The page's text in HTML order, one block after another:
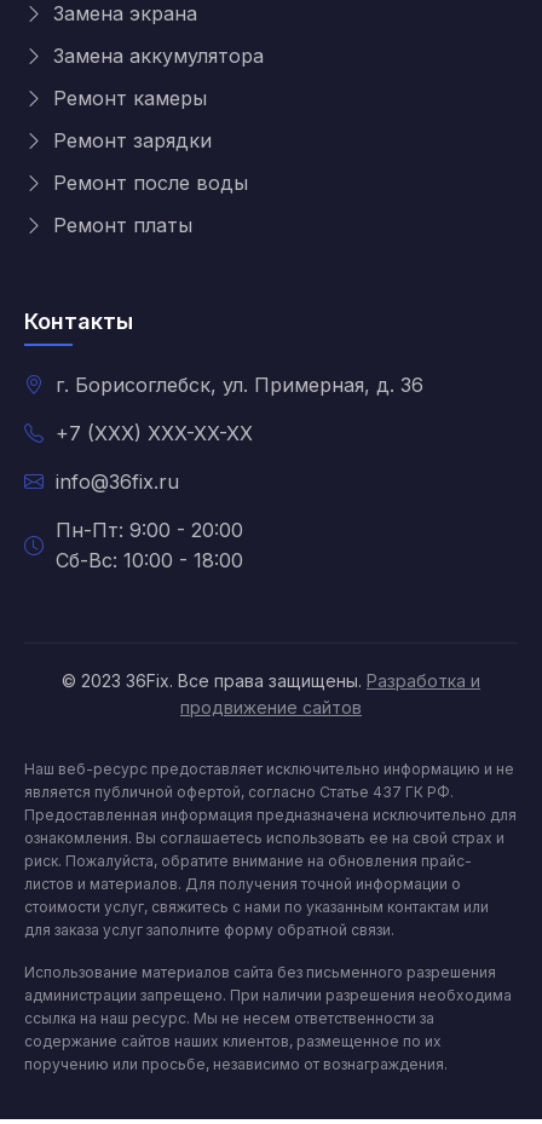
Замена экрана
Замена аккумулятора
Ремонт камеры
Ремонт зарядки
Ремонт после воды
Ремонт платы
Контакты
г. Борисоглебск, ул. Примерная, д. 36
+7 (XXX) XXX-XX-XX
info@36fix.ru
Пн-Пт: 9:00 - 20:00
Сб-Вс: 10:00 - 18:00
© 2023 36Fix. Все права защищены. Разработка и
продвижение сайтов
Наш веб-ресурс предоставляет исключительно информацию и не
является публичной офертой, согласно Статье 437 ГК РФ.
Предоставленная информация предназначена исключительно для
ознакомления. Вы соглашаетесь использовать ее на свой страх и
риск. Пожалуйста, обратите внимание на обновления прайс-
листов и материалов. Для получения точной информации о
стоимости услуг, свяжитесь с нами по указанным контактам или
для заказа услуг заполните форму обратной связи.
Использование материалов сайта без письменного разрешения
администрации запрещено. При наличии разрешения необходима
ссылка на наш ресурс. Мы не несем ответственности за
содержание сайтов наших клиентов, размещенное по их
поручению или просьбе, независимо от вознаграждения.